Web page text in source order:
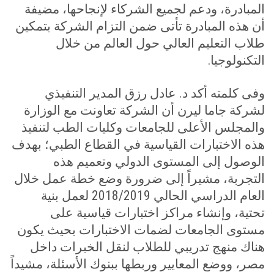
المبادرة، ودعم لجميع الشركاء لإنجاحها، مضيفة
أن هذه المبادرة تأتى ضمن التزام الشركة بتمكين
طلاب التعليم العالي حول العالم من خلال
التكنولوجيا.
وفى كلمته أكد د. عادل رزق المدير التنفيذي
لشركة جاما ليرن أن الشركة تعاونت مع الوزارة
والمجلس الأعلى للجامعات وكليات الطب لتنفيذ
هذه الاختبارات القياسية في القطاع الطبي؛ بهدف
الوصول إلى المستوى الدولي وتعميم هذه
التجربة، مشيراً إلى ضرورة وضع خطة عمل خلال
العام الدراسي الحالي 2018/2019 لعمل بنية
تحتية، وإنشاء مراكز اختبارات قياسية على
مستوى الجامعات لضمات الاختبارات بحيث يكون
هناك منهج تدريبي للطلاب لنقل الخبرات داخل
مصر، ووضع المعايير وربطها ببنوك الأسئلة، مشيداً